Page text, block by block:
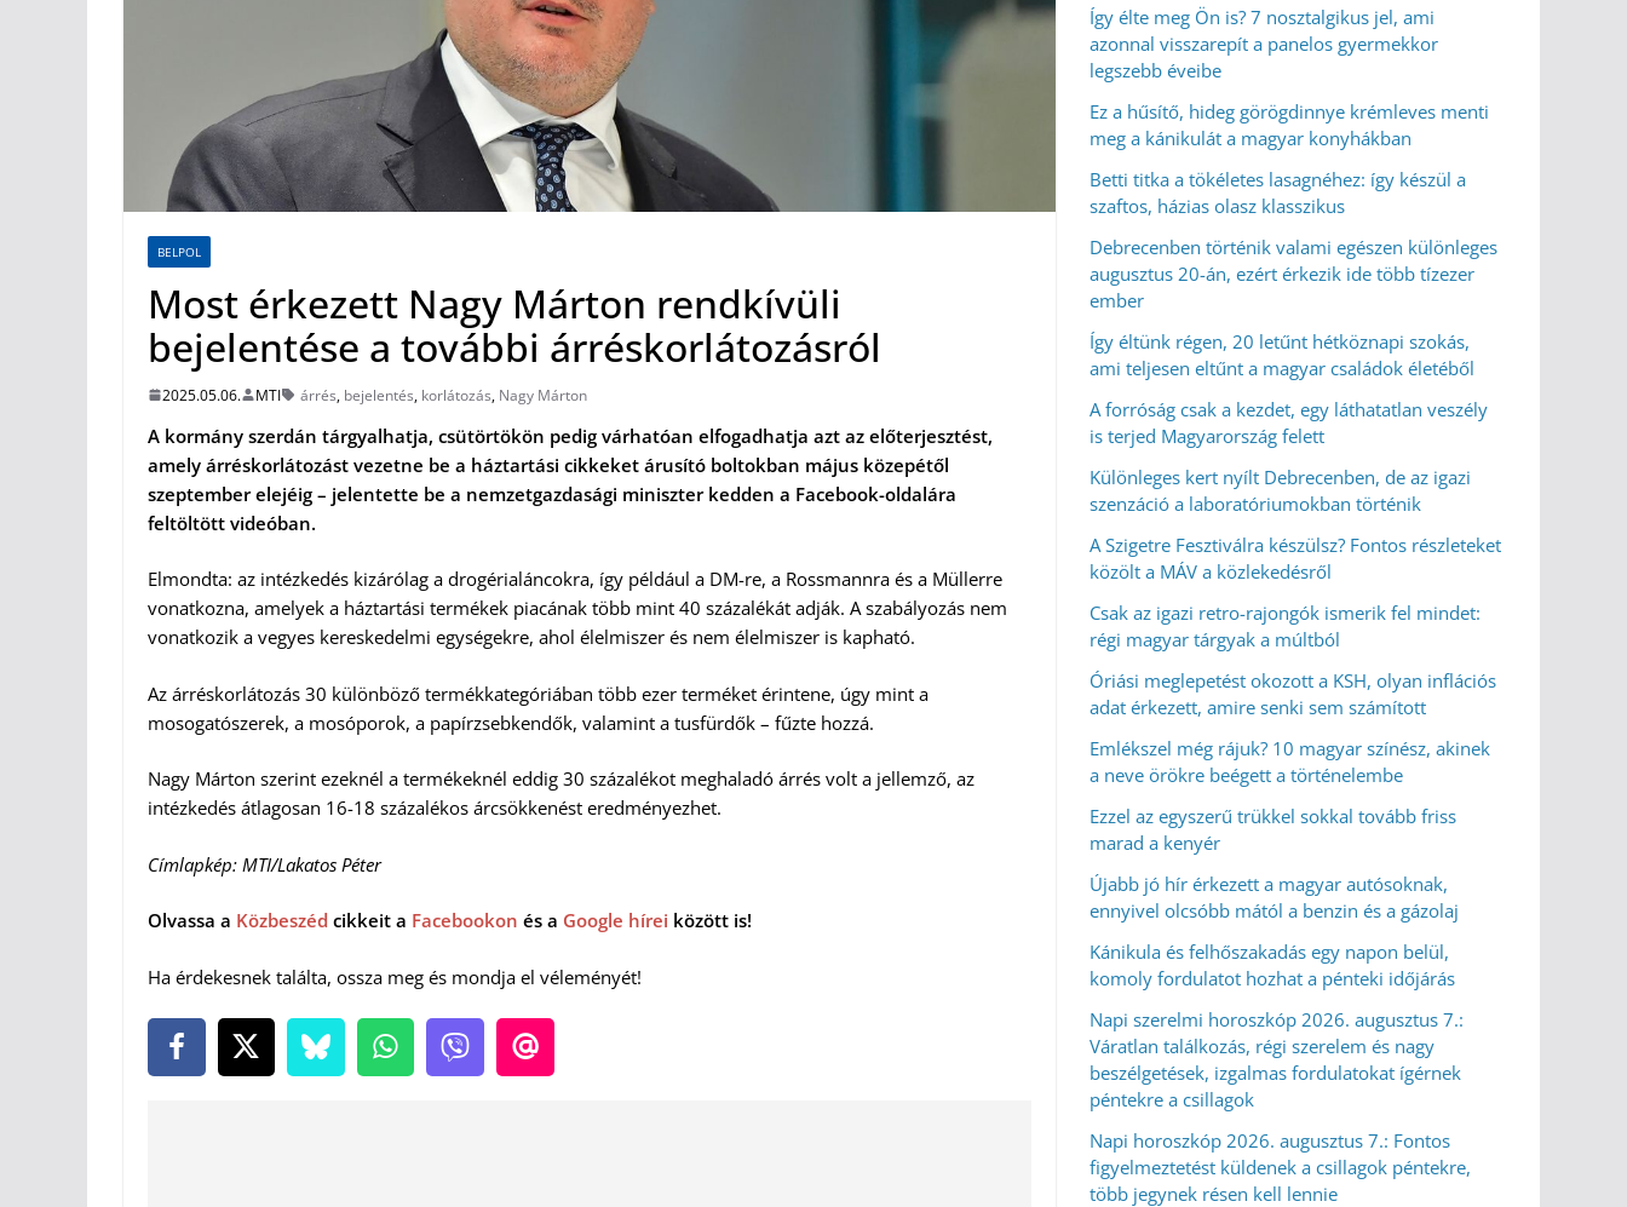
BELPOL
Most érkezett Nagy Márton rendkívüli
bejelentése a további árréskorlátozásról
2025.05.06. MTI árrés, bejelentés, korlátozás, Nagy Márton
A kormány szerdán tárgyalhatja, csütörtökön pedig várhatóan elfogadhatja azt az előterjesztést,
amely árréskorlátozást vezetne be a háztartási cikkeket árusító boltokban május közepétől
szeptember elejéig – jelentette be a nemzetgazdasági miniszter kedden a Facebook-oldalára
feltöltött videóban.
Elmondta: az intézkedés kizárólag a drogérialáncokra, így például a DM-re, a Rossmannra és a Müllerre
vonatkozna, amelyek a háztartási termékek piacának több mint 40 százalékát adják. A szabályozás nem
vonatkozik a vegyes kereskedelmi egységekre, ahol élelmiszer és nem élelmiszer is kapható.
Az árréskorlátozás 30 különböző termékkategóriában több ezer terméket érintene, úgy mint a
mosogatószerek, a mosóporok, a papírzsebkendők, valamint a tusfürdők – fűzte hozzá.
Nagy Márton szerint ezeknél a termékeknél eddig 30 százalékot meghaladó árrés volt a jellemző, az
intézkedés átlagosan 16-18 százalékos árcsökkenést eredményezhet.
Címlapkép: MTI/Lakatos Péter
Olvassa a Közbeszéd cikkeit a Facebookon és a Google hírei között is!
Ha érdekesnek találta, ossza meg és mondja el véleményét!
Így élte meg Ön is? 7 nosztalgikus jel, ami
azonnal visszarepít a panelos gyermekkor
legszebb éveibe
Ez a hűsítő, hideg görögdinnye krémleves menti
meg a kánikulát a magyar konyhákban
Betti titka a tökéletes lasagnéhez: így készül a
szaftos, házias olasz klasszikus
Debrecenben történik valami egészen különleges
augusztus 20-án, ezért érkezik ide több tízezer
ember
Így éltünk régen, 20 letűnt hétköznapi szokás,
ami teljesen eltűnt a magyar családok életéből
A forróság csak a kezdet, egy láthatatlan veszély
is terjed Magyarország felett
Különleges kert nyílt Debrecenben, de az igazi
szenzáció a laboratóriumokban történik
A Szigetre Fesztiválra készülsz? Fontos részleteket
közölt a MÁV a közlekedésről
Csak az igazi retro-rajongók ismerik fel mindet:
régi magyar tárgyak a múltból
Óriási meglepetést okozott a KSH, olyan inflációs
adat érkezett, amire senki sem számított
Emlékszel még rájuk? 10 magyar színész, akinek
a neve örökre beégett a történelembe
Ezzel az egyszerű trükkel sokkal tovább friss
marad a kenyér
Újabb jó hír érkezett a magyar autósoknak,
ennyivel olcsóbb mától a benzin és a gázolaj
Kánikula és felhőszakadás egy napon belül,
komoly fordulatot hozhat a pénteki időjárás
Napi szerelmi horoszkóp 2026. augusztus 7.:
Váratlan találkozás, régi szerelem és nagy
beszélgetések, izgalmas fordulatokat ígérnek
péntekre a csillagok
Napi horoszkóp 2026. augusztus 7.: Fontos
figyelmeztetést küldenek a csillagok péntekre,
több jegynek résen kell lennie